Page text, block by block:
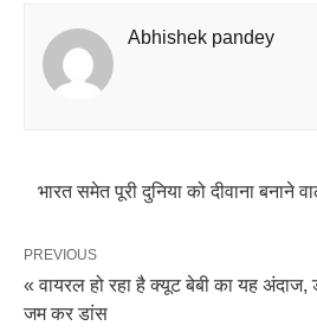
Abhishek pandey
भारत समेत पूरी दुनिया को दीवाना बनाने
PREVIOUS
« वायरल हो रहा है क्यूट बेबी का यह अंदाज,
जम कर डांस